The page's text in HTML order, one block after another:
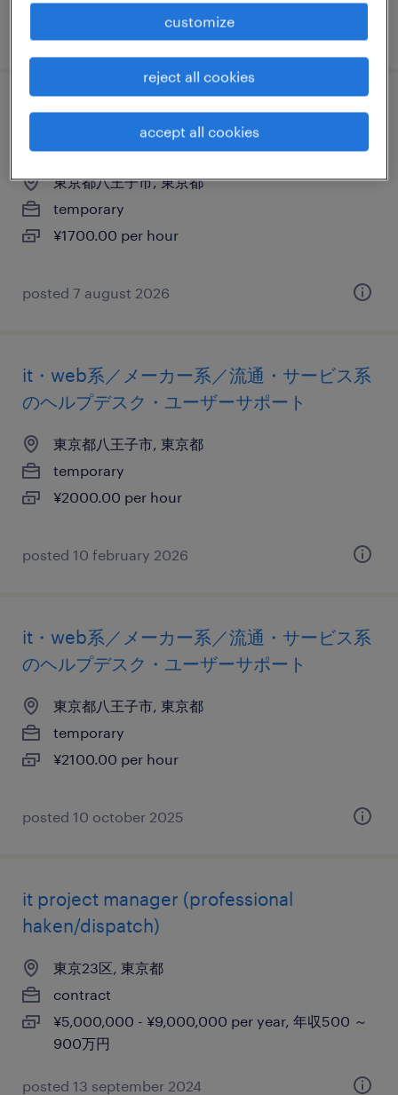
it・web系／教育関連のヘルプデスク・ユー
東京都八王子市, 東京都
temporary
¥1700.00 per hour
posted 7 august 2026
it・web系／メーカー系／流通・サービス系
のヘルプデスク・ユーザーサポート
東京都八王子市, 東京都
temporary
¥2000.00 per hour
posted 10 february 2026
it・web系／メーカー系／流通・サービス系
のヘルプデスク・ユーザーサポート
東京都八王子市, 東京都
temporary
¥2100.00 per hour
posted 10 october 2025
it project manager (professional
haken/dispatch)
東京23区, 東京都
contract
¥5,000,000 - ¥9,000,000 per year, 年収500 ～
900万円
posted 13 september 2024
customize
reject all cookies
accept all cookies